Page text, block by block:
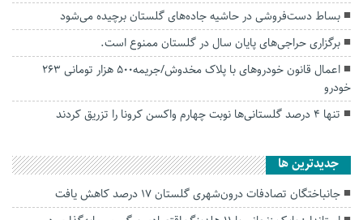
بساط دست‌فروشی در حاشیه جاده‌های گلستان برچیده می‌شود
برگزاری حراجی‌های پایان سال در گلستان ممنوع است.
اعمال قانون خودروهای با پلاک مخدوش/جریمه۵۰۰ هزار تومانی ۲۶۳
خودرو
تنها 4 درصد گلستانی‌ها نوبت چهارم واکسن کرونا را تزریق کردند
جديدترين ها
جانباختگان تصادفات درون‌شهری گلستان ۱۷ درصد کاهش یافت